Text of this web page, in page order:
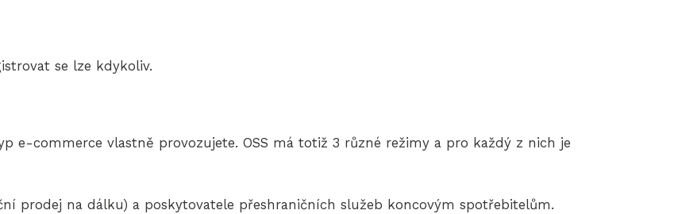
se lze kdykoliv.
e-commerce vlastně provozujete. OSS má totiž 3 různé režimy a pro každý z nich je
prodej na dálku) a poskytovatele přeshraničních služeb koncovým spotřebitelům.